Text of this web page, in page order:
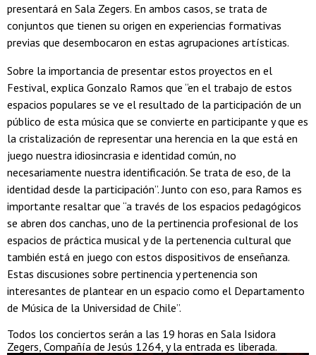
presentará en Sala Zegers. En ambos casos, se trata de
conjuntos que tienen su origen en experiencias formativas
previas que desembocaron en estas agrupaciones artísticas.
Sobre la importancia de presentar estos proyectos en el
Festival, explica Gonzalo Ramos que “en el trabajo de estos
espacios populares se ve el resultado de la participación de un
público de esta música que se convierte en participante y que es
la cristalización de representar una herencia en la que está en
juego nuestra idiosincrasia e identidad común, no
necesariamente nuestra identificación. Se trata de eso, de la
identidad desde la participación”. Junto con eso, para Ramos es
importante resaltar que “a través de los espacios pedagógicos
se abren dos canchas, uno de la pertinencia profesional de los
espacios de práctica musical y de la pertenencia cultural que
también está en juego con estos dispositivos de enseñanza.
Estas discusiones sobre pertinencia y pertenencia son
interesantes de plantear en un espacio como el Departamento
de Música de la Universidad de Chile”.
Todos los conciertos serán a las 19 horas en Sala Isidora
Zegers, Compañía de Jesús 1264, y la entrada es liberada.